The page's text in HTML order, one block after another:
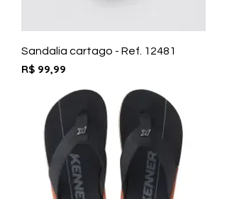
Sandalia cartago - Ref. 12481
Preço
R$ 99,99